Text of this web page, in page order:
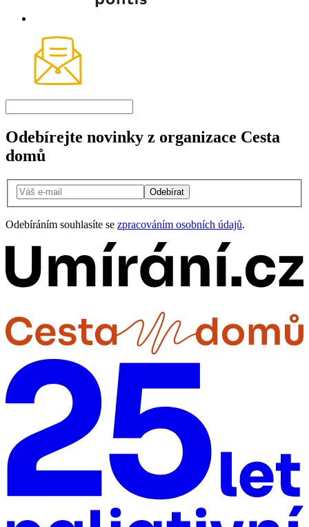
Odebírejte novinky z organizace Cesta
domů
Odebírat
Odebíráním souhlasíte se zpracováním osobních údajů.